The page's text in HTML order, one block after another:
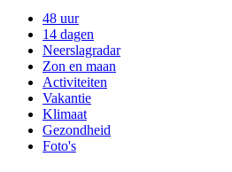
48 uur
14 dagen
Neerslagradar
Zon en maan
Activiteiten
Vakantie
Klimaat
Gezondheid
Foto's